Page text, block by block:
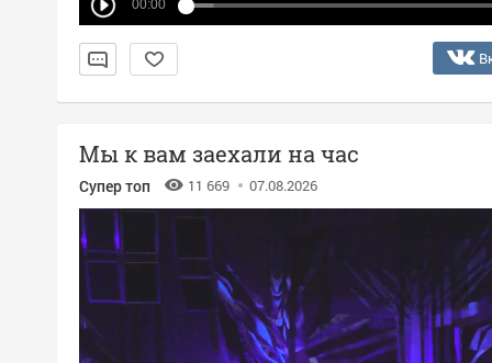
00:00
Мы к вам заехали на час
Супер топ 11 669 07.08.2026